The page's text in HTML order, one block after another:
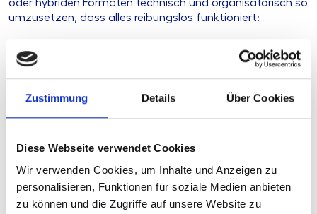
Zustimmung Details Über Cookies
Diese Webseite verwendet Cookies
Wir verwenden Cookies, um Inhalte und Anzeigen zu
personalisieren, Funktionen für soziale Medien anbieten
zu können und die Zugriffe auf unsere Website zu
oder hybriden Formaten technisch und organisatorisch so
umzusetzen, dass alles reibungslos funktioniert:
Konzeption & Beratung:
Ihnen das passende Veranstaltungsformat – digital,
Technische Umsetzung:
Von Kamerateams über Regie
bis hin zu Interaktionstools stellen wir die komplette
Interaktive Einbindung:Live-Umfragen, Q&A oder
Breakout-Sessions sorgen dafür, dass Fachkräfte aktiv
teilnehmen können.
Mehr Reichweite:Durch hybride Übertragungen